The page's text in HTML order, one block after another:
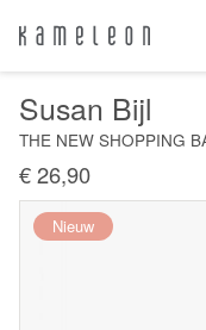
Susan Bijl
THE NEW SHOPPING
€ 26,90
Nieuw